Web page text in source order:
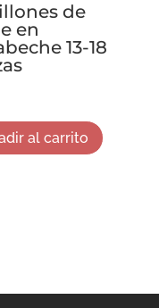
de
en
13-18
al carrito